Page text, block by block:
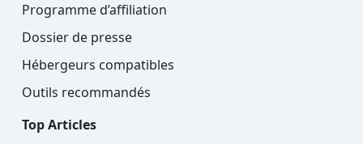
Programme d’affiliation
Dossier de presse
Hébergeurs compatibles
Outils recommandés
Top Articles